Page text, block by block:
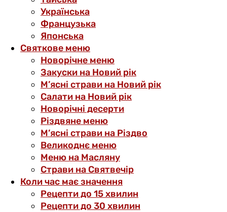
Українська
Французька
Японська
Святкове меню
Новорічне меню
Закуски на Новий рік
М’ясні страви на Новий рік
Салати на Новий рік
Новорічні десерти
Різдвяне меню
М’ясні страви на Різдво
Великоднє меню
Меню на Масляну
Страви на Святвечір
Коли час має значення
Рецепти до 15 хвилин
Рецепти до 30 хвилин